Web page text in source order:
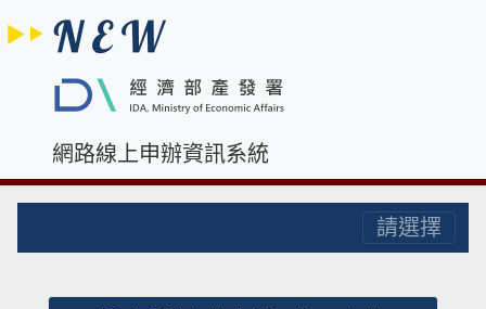
網路線上申辦資訊系統
請選擇